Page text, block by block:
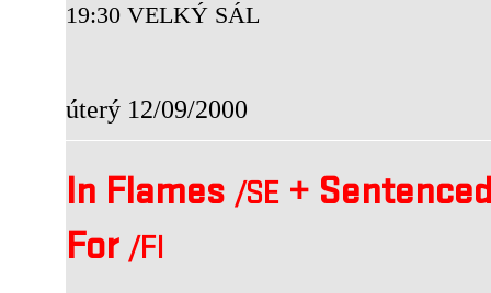
19:30 VELKÝ SÁL
úterý 12/09/2000
In Flames /SE +
For /FI